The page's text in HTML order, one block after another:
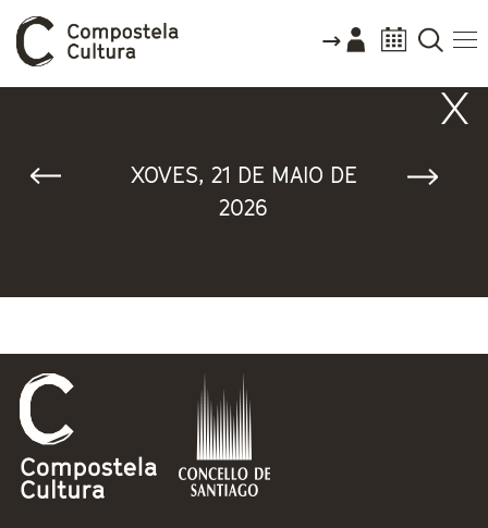
XOVES, 21 DE MAIO DE
2026